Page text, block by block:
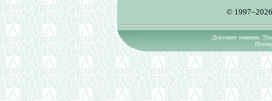
©
Документ изменен: